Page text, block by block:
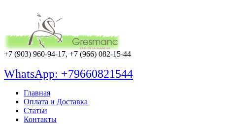
+7 (903) 960-94-17, +7 (966) 082-15-44
WhatsApp: +79660821544
Главная
Оплата и Доставка
Статьи
Контакты